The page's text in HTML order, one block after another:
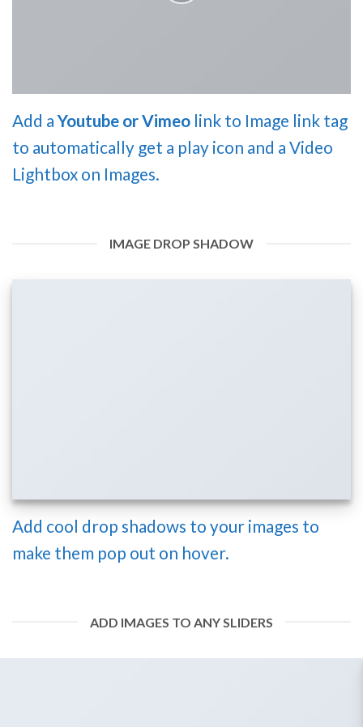
Add aYoutube or Vimeo link to Image link tag
to automatically get a play icon and a Video
Lightbox on Images.
IMAGE DROP SHADOW
Add cool drop shadows to your images to
make them pop out on hover.
ADD IMAGES TO ANY SLIDERS